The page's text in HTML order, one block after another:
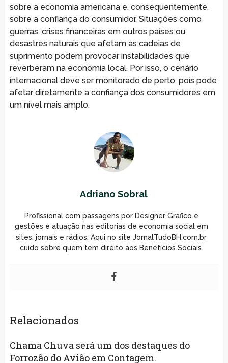
sobre a economia americana e, consequentemente,
sobre a confiança do consumidor. Situações como
guerras, crises financeiras em outros países ou
desastres naturais que afetam as cadeias de
suprimento podem provocar instabilidades que
reverberam na economia local. Por isso, o cenário
internacional deve ser monitorado de perto, pois pode
afetar diretamente a confiança dos consumidores em
um nível mais amplo.
Adriano Sobral
Profissional com passagens por Designer Gráfico e
gestões e atuação nas editorias de economia social em
sites, jornais e rádios. Aqui no site JornalTudoBH.com.br
cuido sobre quem tem direito aos Benefícios Sociais.
Relacionados
Chama Chuva será um dos destaques do
Forrozão do Avião em Contagem.